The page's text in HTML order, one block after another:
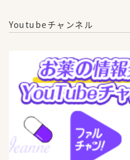
Youtubeチャンネル